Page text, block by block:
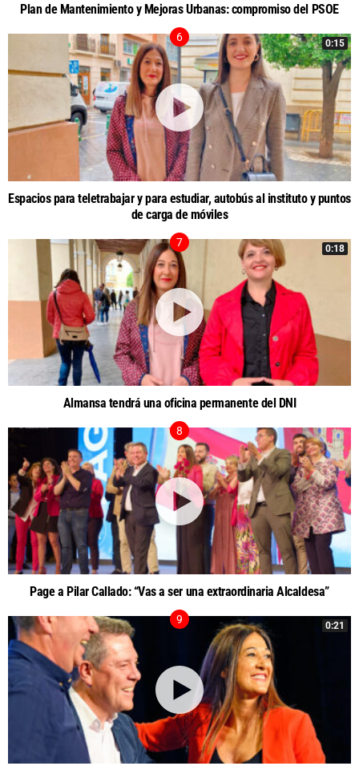
Plan de Mantenimiento y Mejoras Urbanas: compromiso del PSOE
0:15
Espacios para teletrabajar y para estudiar, autobús al instituto y puntos
de carga de móviles
0:18
Almansa tendrá una oficina permanente del DNI
Page a Pilar Callado: “Vas a ser una extraordinaria Alcaldesa”
0:21